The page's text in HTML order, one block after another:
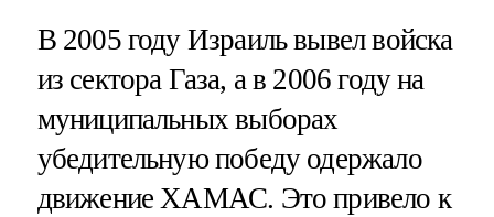
В 2005 году Израиль вывел войска
из сектора Газа, а в 2006 году на
муниципальных выборах
убедительную победу одержало
движение ХАМАС. Это привело к